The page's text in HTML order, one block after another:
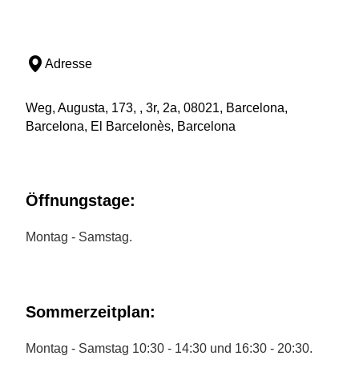
Adresse
Weg, Augusta, 173, , 3r, 2a, 08021, Barcelona,
Barcelona, El Barcelonès, Barcelona
Öffnungstage:
Montag - Samstag.
Sommerzeitplan:
Montag - Samstag 10:30 - 14:30 und 16:30 - 20:30.